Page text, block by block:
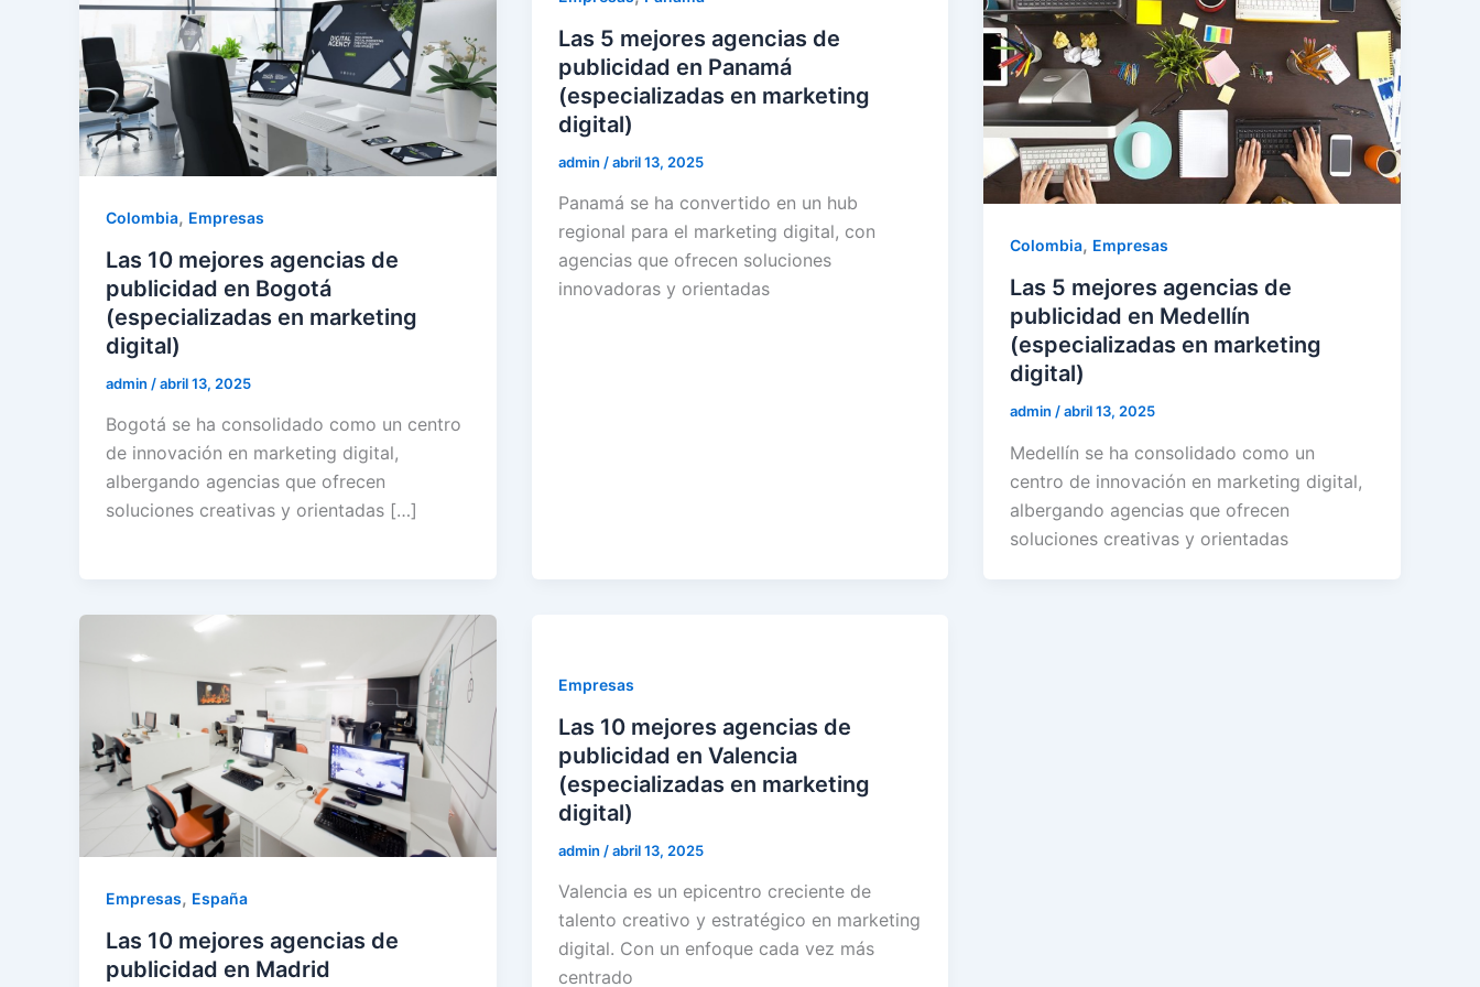
Colombia, Empresas
Las 10 mejores agencias de
publicidad en Bogotá
(especializadas en marketing
digital)
admin /abril 13, 2025
Bogotá se ha consolidado como un centro
de innovación en marketing digital,
albergando agencias que ofrecen
soluciones creativas y orientadas […]
Las 5 mejores agencias de
publicidad en Panamá
(especializadas en marketing
digital)
admin /abril 13, 2025
Panamá se ha convertido en un hub
regional para el marketing digital, con
agencias que ofrecen soluciones
innovadoras y orientadas
Colombia, Empresas
Las 5 mejores agencias de
publicidad en Medellín
(especializadas en marketing
digital)
admin/abril 13, 2025
Medellín se ha consolidado como un
centro de innovación en marketing digital,
albergando agencias que ofrecen
soluciones creativas y orientadas
Empresas, España
Las 10 mejores agencias de
publicidad en Madrid
Empresas
Las 10 mejores agencias de
publicidad en Valencia
(especializadas en marketing
digital)
admin /abril 13, 2025
Valencia es un epicentro creciente de
talento creativo y estratégico en marketing
digital. Con un enfoque cada vez más
centrado